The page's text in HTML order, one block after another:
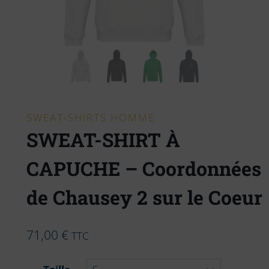
SWEAT-SHIRTS HOMME
SWEAT-SHIRT À
CAPUCHE – Coordonnées
de Chausey 2 sur le Coeur
71,00 € TTC